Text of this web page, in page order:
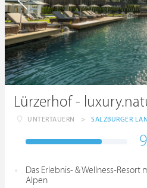
Lürzerhof -
UNTERTAUERN > SALZBURGER
Das Erlebnis- & Wellness-
Alpen